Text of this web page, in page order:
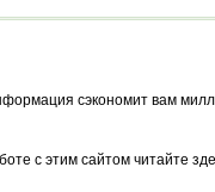
сэкономит вам
с этим сайтом читайте